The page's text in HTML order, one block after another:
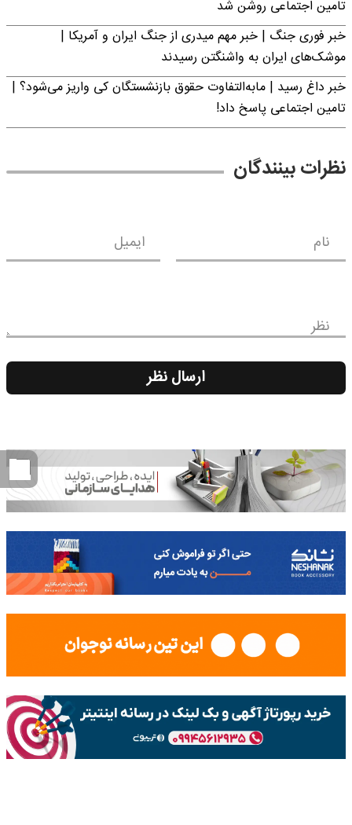
تامین اجتماعی روشن شد
خبر فوری جنگ | خبر مهم میدری از جنگ ایران و آمریکا |
موشک‌های ایران به واشنگتن رسیدند
خبر داغ رسید | مابه‌التفاوت حقوق بازنشستگان کی واریز می‌شود؟ |
تامین اجتماعی پاسخ داد!
نظرات بینندگان
نام ایمیل
نظر
ارسال نظر